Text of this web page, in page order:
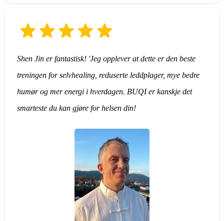
Shen Jin er fantastisk! 'Jeg opplever at dette er den beste
treningen for selvhealing, reduserte leddplager, mye bedre
humør og mer energi i hverdagen. BUQI er kanskje det
smarteste du kan gjøre for helsen din!